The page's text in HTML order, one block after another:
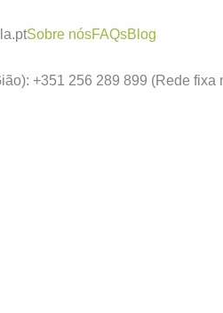
Sobre nósFAQsBlog
+351 256 289 899 (Rede fixa